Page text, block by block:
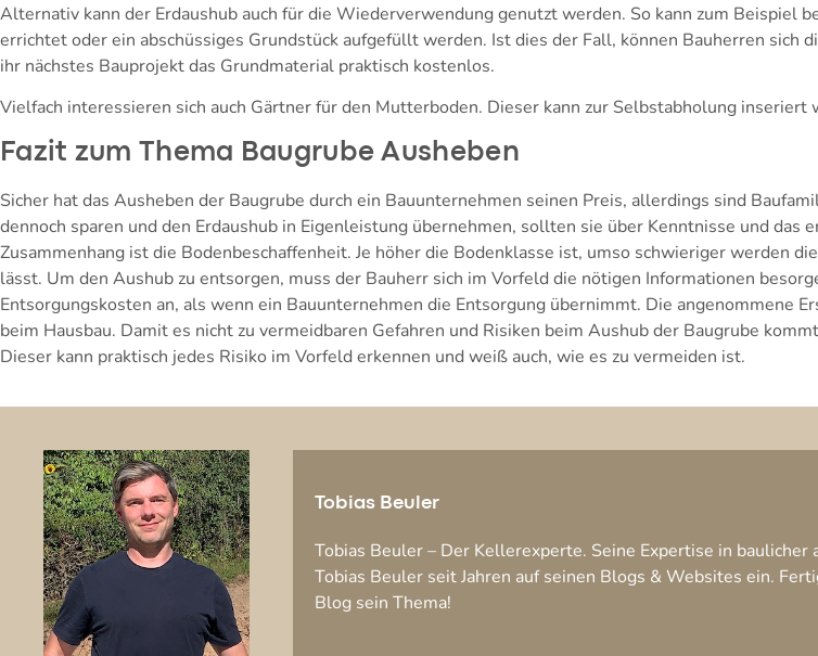
Alternativ kann der Erdaushub auch für die Wiederverwendung genutzt werden. So kann zum Beispiel
errichtet oder ein abschüssiges Grundstück aufgefüllt werden. Ist dies der Fall, können Bauherren sich
ihr nächstes Bauprojekt das Grundmaterial praktisch kostenlos.
Vielfach interessieren sich auch Gärtner für den Mutterboden. Dieser kann zur Selbstabholung inseriert
Fazit zum Thema Baugrube Ausheben
Sicher hat das Ausheben der Baugrube durch ein Bauunternehmen seinen Preis, allerdings sind
dennoch sparen und den Erdaushub in Eigenleistung übernehmen, sollten sie über Kenntnisse und das
Zusammenhang ist die Bodenbeschaffenheit. Je höher die Bodenklasse ist, umso schwieriger werden
lässt. Um den Aushub zu entsorgen, muss der Bauherr sich im Vorfeld die nötigen Informationen
Entsorgungskosten an, als wenn ein Bauunternehmen die Entsorgung übernimmt. Die angenommene
beim Hausbau. Damit es nicht zu vermeidbaren Gefahren und Risiken beim Aushub der Baugrube
Dieser kann praktisch jedes Risiko im Vorfeld erkennen und weiß auch, wie es zu vermeiden ist.
Tobias Beuler
Tobias Beuler – Der Kellerexperte. Seine Expertise in
Tobias Beuler seit Jahren auf seinen Blogs & Websites ein.
Blog sein Thema!